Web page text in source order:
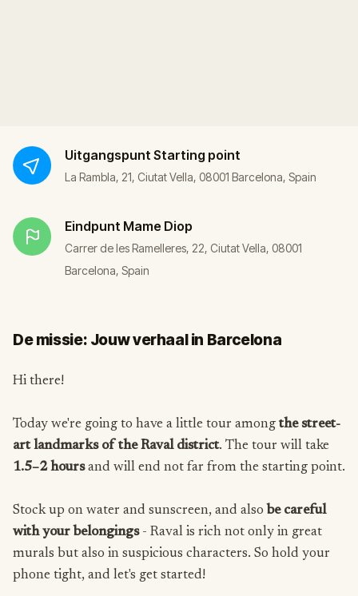
Uitgangspunt Starting point
La Rambla, 21, Ciutat Vella, 08001 Barcelona, Spain
Eindpunt Mame Diop
Carrer de les Ramelleres, 22, Ciutat Vella, 08001
Barcelona, Spain
De missie: Jouw verhaal in Barcelona
Hi there!
Today we're going to have a little tour among the street-
art landmarks of the Raval district. The tour will take
1.5–2 hoursand will end not far from the starting point.
Stock up on water and sunscreen, and also be careful
with your belongings- Raval is rich not only in great
murals but also in suspicious characters. So hold your
phone tight, and let's get started!